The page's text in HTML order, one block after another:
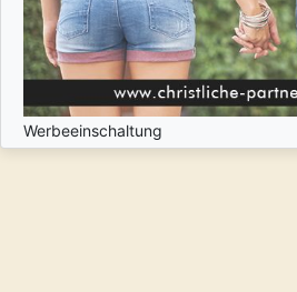
Werbeeinschaltung